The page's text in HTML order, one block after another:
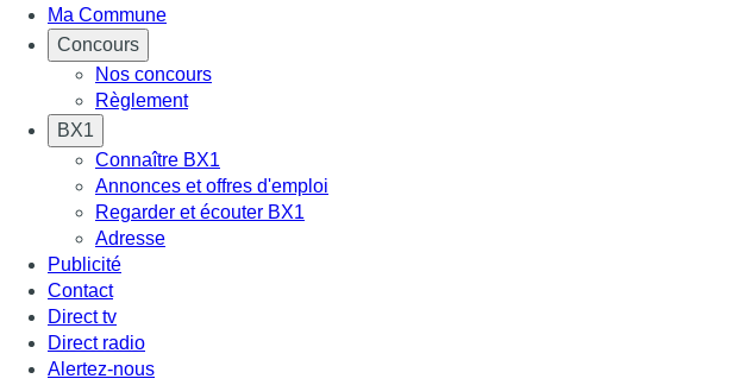
Ma Commune
Concours
Nos concours
Règlement
BX1
Connaître BX1
Annonces et offres d'emploi
Regarder et écouter BX1
Adresse
Publicité
Contact
Direct tv
Direct radio
Alertez-nous